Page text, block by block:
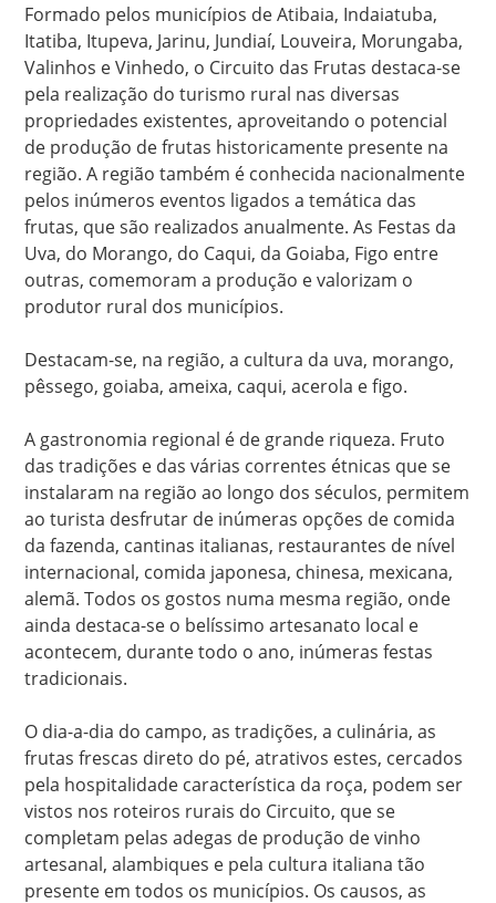
Formado pelos municípios de Atibaia, Indaiatuba,
Itatiba, Itupeva, Jarinu, Jundiaí, Louveira, Morungaba,
Valinhos e Vinhedo, o Circuito das Frutas destaca-se
pela realização do turismo rural nas diversas
propriedades existentes, aproveitando o potencial
de produção de frutas historicamente presente na
região. A região também é conhecida nacionalmente
pelos inúmeros eventos ligados a temática das
frutas, que são realizados anualmente. As Festas da
Uva, do Morango, do Caqui, da Goiaba, Figo entre
outras, comemoram a produção e valorizam o
produtor rural dos municípios.
Destacam-se, na região, a cultura da uva, morango,
pêssego, goiaba, ameixa, caqui, acerola e figo.
A gastronomia regional é de grande riqueza. Fruto
das tradições e das várias correntes étnicas que se
instalaram na região ao longo dos séculos, permitem
ao turista desfrutar de inúmeras opções de comida
da fazenda, cantinas italianas, restaurantes de nível
internacional, comida japonesa, chinesa, mexicana,
alemã. Todos os gostos numa mesma região, onde
ainda destaca-se o belíssimo artesanato local e
acontecem, durante todo o ano, inúmeras festas
tradicionais.
O dia-a-dia do campo, as tradições, a culinária, as
frutas frescas direto do pé, atrativos estes, cercados
pela hospitalidade característica da roça, podem ser
vistos nos roteiros rurais do Circuito, que se
completam pelas adegas de produção de vinho
artesanal, alambiques e pela cultura italiana tão
presente em todos os municípios. Os causos, as